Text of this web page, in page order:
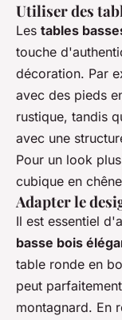
Utiliser des
Les tables
touche
décoration. Par
avec des pieds
rustique, tandis
avec une
Pour un look
cubique en
Adapter le
Il est essentiel
basse bois
table ronde en
peut
montagnard. En